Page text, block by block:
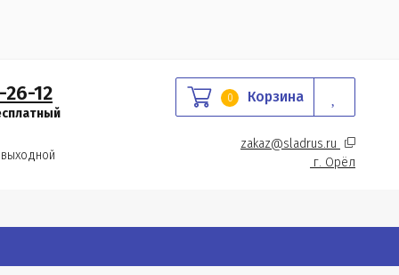
12 0 Корзина
zakaz@sladrus.ru
г. Орёл